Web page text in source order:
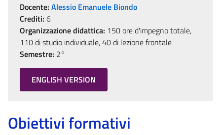
Docente: Alessio Emanuele Biondo
Crediti: 6
Organizzazione didattica: 150 ore d'impegno totale,
110 di studio individuale, 40 di lezione frontale
Semestre: 2°
ENGLISH VERSION
Obiettivi formativi